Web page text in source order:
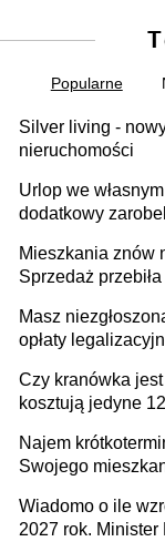
Popularne
Silver living -
nieruchomości
Urlop we
dodatkowy
Mieszkania znów
Sprzedaż
Masz
opłaty
Czy kranówka
kosztują jedyne
Najem
Swojego
Wiadomo o ile
2027 rok. Minister